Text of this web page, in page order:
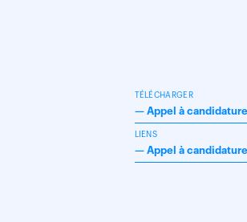
TÉLÉCHARGER
— Appel à
LIENS
— Appel à